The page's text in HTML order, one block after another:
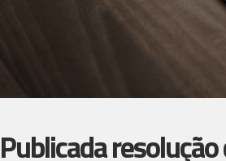
Publicada